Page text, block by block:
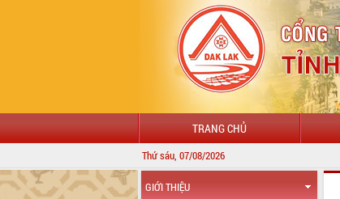
TRANG CHỦ
Thứ sáu, 07/08/2026
GIỚI THIỆU